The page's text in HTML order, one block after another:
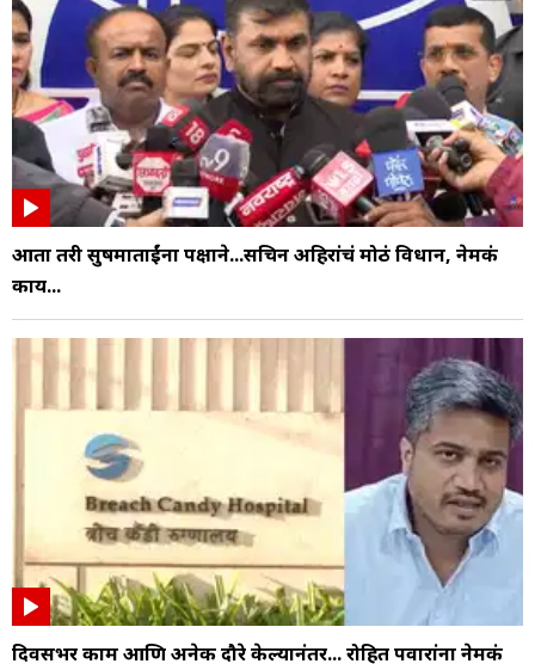
आता तरी सुषमाताईंना पक्षाने...सचिन अहिरांचं मोठं विधान, नेमकं
काय...
दिवसभर काम आणि अनेक दौरे केल्यानंतर... रोहित पवारांना नेमकं